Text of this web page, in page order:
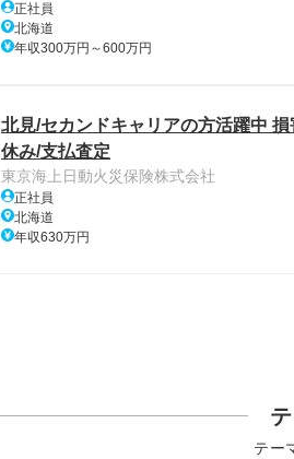
正社員
北海道
年収300万円～600万円
北見/セカンドキャリアの方活躍中
休み/支払査定
東京海上日動火災保険株式会社
正社員
北海道
年収630万円
テー